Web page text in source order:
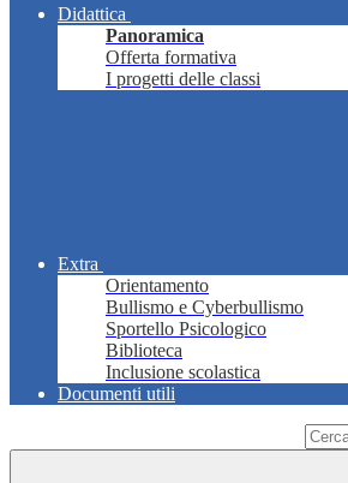
Didattica
Panoramica
Offerta formativa
I progetti delle classi
Extra
Orientamento
Bullismo e Cyberbullismo
Sportello Psicologico
Biblioteca
Inclusione scolastica
Documenti utili